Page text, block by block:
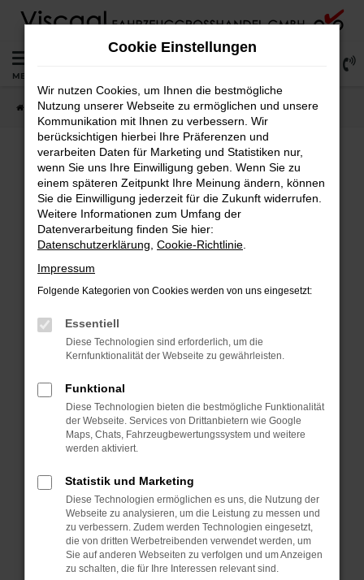
Zum
springen
MENÜ
Startseite Lagerfahrzeuge Fahrzeugsuche
Fehler: Network Error
Beim Laden ist ein Fehler aufgetreten.
Hier sind ein paar Tipps, die dir helfen können:
Überprüfe deine Firewall und deine
Laden andere Webseiten, zum Beispiel deine
Suchmaschine?
Prüfe deine Browsererweiterungen.
Manche Erweiterungen, wie Werbeblocker,
verhindern. Funktioniert die Seite in einem
anderen Browser oder in einem privaten
Fenster?
Starte dein Gerät neu.
Probleme zu beheben.
Stelle sicher, dass dein Browser und dein
Betriebssystem auf dem neuesten Stand
sind.
Veraltete Software birgt nicht nur ein
Cookie Einstellungen
Wir nutzen Cookies, um Ihnen die bestmögliche
Nutzung unserer Webseite zu ermöglichen und unsere
Kommunikation mit Ihnen zu verbessern. Wir
berücksichtigen hierbei Ihre Präferenzen und
verarbeiten Daten für Marketing und Statistiken nur,
wenn Sie uns Ihre Einwilligung geben. Wenn Sie zu
einem späteren Zeitpunkt Ihre Meinung ändern, können
Sie die Einwilligung jederzeit für die Zukunft widerrufen.
Weitere Informationen zum Umfang der
Datenverarbeitung finden Sie hier:
Datenschutzerklärung Cookie-Richtlinie
Impressum
Folgende Kategorien von Cookies werden von uns eingesetzt:
Essentiell
Diese Technologien sind erforderlich, um die
Kernfunktionalität der Webseite zu gewährleisten.
Funktional
Diese Technologien bieten die bestmögliche Funktionalität
der Webseite. Services von Drittanbietern wie Google
Maps, Chats, Fahrzeugbewertungssystem und weitere
werden aktiviert.
Statistik und Marketing
Diese Technologien ermöglichen es uns, die Nutzung der
Webseite zu analysieren, um die Leistung zu messen und
zu verbessern. Zudem werden Technologien eingesetzt,
die von dritten Werbetreibenden verwendet werden, um
Sie auf anderen Webseiten zu verfolgen und um Anzeigen
zu schalten, die für Ihre Interessen relevant sind.